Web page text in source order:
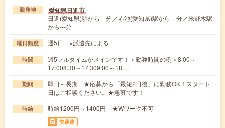
勤務地 愛知県日進市
日進(愛知県)駅から---分／赤池(愛知県)駅から---分／米野木駅
から---分
曜日頻度 週5日 ※派遣先による
時間
週5フルタイムがメインです！＜勤務時間の例＞8:00～
17:008:30～17:309:00～18:…
期間
即日～長期 ★応募から「最短2日後」に勤務OK！スタート
日はご相談ください。★急募です！
時給 時給1200円～1400円 ★Wワーク不可
交通費